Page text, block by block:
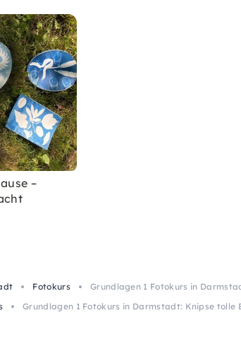
–
Fotokurs
Grundlagen 1 Fotokurs in
Grundlagen 1 Fotokurs in Darmstadt: Knipse tolle